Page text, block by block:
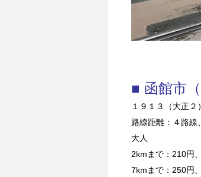
■ 函館市
１９１３（大正２
路線距離：４路線
大人
2kmまで：210円
7kmまで：250円